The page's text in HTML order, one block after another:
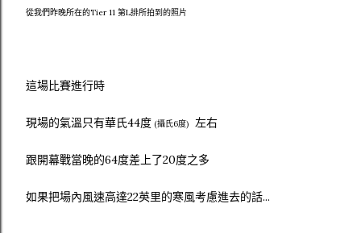
從我們昨晚所在的Tier 11 第L排所拍到的照片
這場比賽進行時
現場的氣溫只有華氏44度 (攝氏6度) 左右
跟開幕戰當晚的64度差上了20度之多
如果把場內風速高達22英里的寒風考慮進去的話...